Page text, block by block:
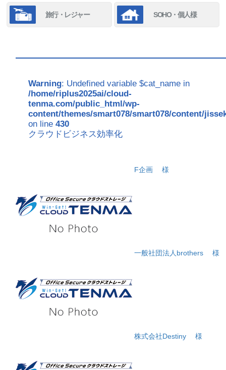
旅行・レジャー SOHO・個人様
Warning: Undefined variable $cat_name in
/home/riplus2025ai/cloud-
tenma.com/public_html/wp-
content/themes/smart078/smart078/content/
on line430
クラウドビジネス効率化
F企画 様
一般社団法人brothers 様
株式会社Destiny 様